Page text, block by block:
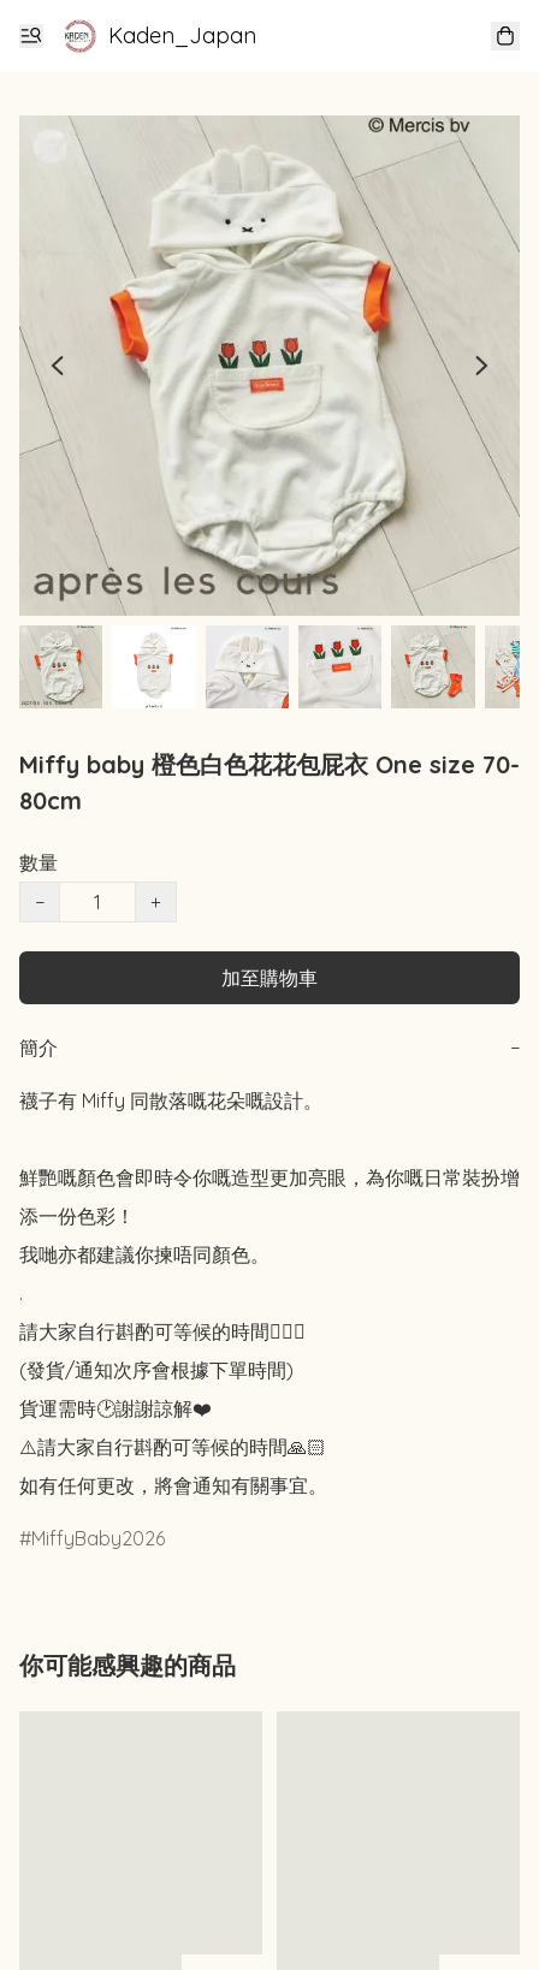
Kaden_Japan
Miffy baby 橙色白色花花包屁衣 One size 70-
80cm
數量
−
+
加至購物車
簡介 −
襪子有 Miffy 同散落嘅花朵嘅設計。
鮮艷嘅顏色會即時令你嘅造型更加亮眼，為你嘅日常裝扮增
添一份色彩！
我哋亦都建議你揀唔同顏色。
.
請大家自行斟酌可等候的時間🙇🏻‍♀️
(發貨/通知次序會根據下單時間)
貨運需時🕑謝謝諒解❤️
⚠️請大家自行斟酌可等候的時間🙏🏻
如有任何更改，將會通知有關事宜。
MiffyBaby2026
你可能感興趣的商品